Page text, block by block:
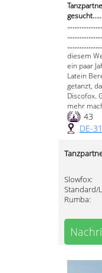
diesem
ein paar
Latein
getanzt,
Discofox.
mehr
43
DE-
Slowfox:
Standard/
Rumba: